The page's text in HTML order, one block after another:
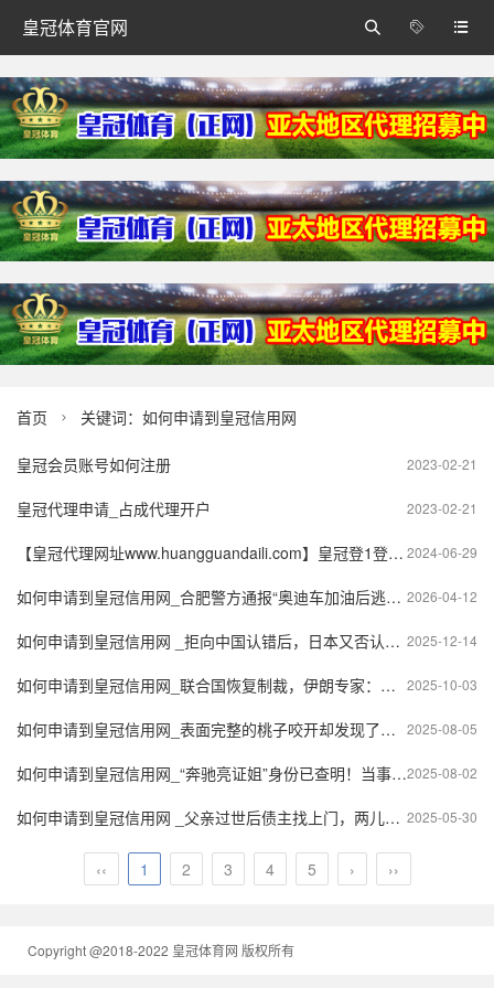
皇冠体育官网 


首页  关键词：如何申请到皇冠信用网
2023-02-21
皇冠会员账号如何注册
2023-02-21
皇冠代理申请_占成代理开户
2024-06-29
【皇冠代理网址www.huangguandaili.com】皇冠登1登2登3 代理「皇冠正网www.hg0088.com」代理注册
2026-04-12
如何申请到皇冠信用网_合肥警方通报“奥迪车加油后逃单”：涉案驾驶人马某庆（男，21岁，外省人）已被行拘
2025-12-14
如何申请到皇冠信用网 _拒向中国认错后，日本又否认珍珠港事件，一句“阴谋”激怒美国
2025-10-03
如何申请到皇冠信用网_联合国恢复制裁，伊朗专家：与歼10和歼35终究无缘，真正敌人出现
2025-08-05
如何申请到皇冠信用网_表面完整的桃子咬开却发现了新鲜的碎树叶，网友：切叶蜂筑的巢
2025-08-02
如何申请到皇冠信用网_“奔驰亮证姐”身份已查明！当事人发声：相关负责人称她证件是假的
2025-05-30
如何申请到皇冠信用网 _父亲过世后债主找上门，两儿子：放弃继承遗产，无义务还款！法院判了……
‹‹ 1 2 3 4 5 › ››
Copyright @2018-2022 皇冠体育网 版权所有